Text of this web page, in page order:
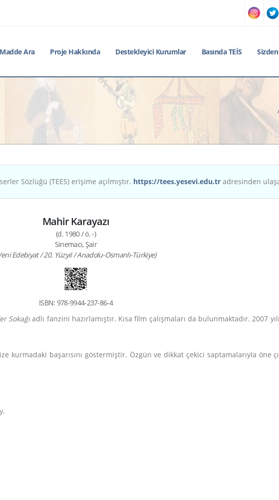
Madde Ara Proje Hakkında Destekleyici Kurumlar Basında TEİS
Sözlüğü (TEES) erişime açılmıştır. https://tees.yesevi.edu.tr adresinden
Mahir Karayazı
(d. 1980 / ö. -)
Sinemacı, Şair
Edebiyat / 20. Yüzyıl / Anadolu-Osmanlı-Türkiye)
ISBN: 978-9944-237-86-4
Sokağı adlı fanzini hazırlamıştır. Kısa film çalışmaları da bulunmaktadır. 2007
kurmadaki başarısını göstermiştir. Özgün ve dikkat çekici saptamalarıyla öne